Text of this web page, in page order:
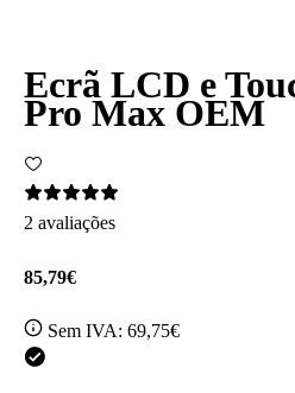
Ecrã LCD e
Pro Max OEM
2 avaliações
85,79€
Sem IVA: 69,75€